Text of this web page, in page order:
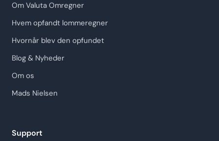
Om Valuta Omregner
Hvem opfandt lommeregner
Hvornår blev den opfundet
Blog & Nyheder
Om os
Mads Nielsen
Support